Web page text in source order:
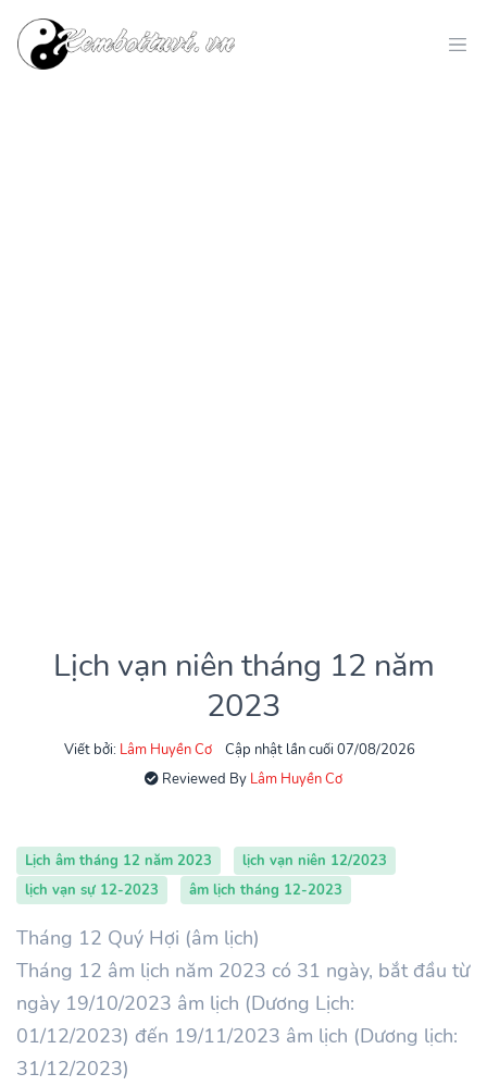
Lịch vạn niên tháng 12 năm
2023
Viết bởi: Lâm Huyền Cơ
Cập nhật lần cuối 07/08/2026
Reviewed By Lâm Huyền Cơ
Lịch âm tháng 12 năm 2023
lịch vạn niên 12/2023
lịch vạn sự 12-2023
âm lịch tháng 12-2023
Tháng 12 Quý Hợi (âm lịch)
Tháng 12 âm lịch năm 2023 có 31 ngày, bắt đầu từ
ngày 19/10/2023 âm lịch (Dương Lịch:
01/12/2023) đến 19/11/2023 âm lịch (Dương lịch:
31/12/2023)